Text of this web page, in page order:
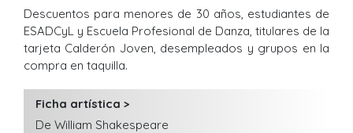
Descuentos para menores de 30 años, estudiantes de
ESADCyL y Escuela Profesional de Danza, titulares de la
tarjeta Calderón Joven, desempleados y grupos en la
compra en taquilla.
Ficha artística >
De William Shakespeare